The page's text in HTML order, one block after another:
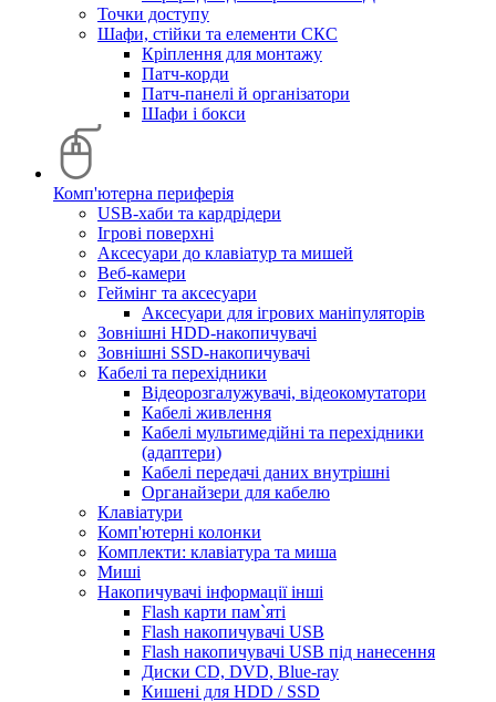
Точки доступу
Шафи, стійки та елементи СКС
Кріплення для монтажу
Патч-корди
Патч-панелі й організатори
Шафи і бокси
Комп'ютерна периферія
USB-хаби та кардрідери
Ігрові поверхні
Аксесуари до клавіатур та мишей
Веб-камери
Геймінг та аксесуари
Аксесуари для ігрових маніпуляторів
Зовнішні HDD-накопичувачі
Зовнішні SSD-накопичувачі
Кабелі та перехідники
Відеорозгалужувачі, відеокомутатори
Кабелі живлення
Кабелі мультимедійні та перехідники
(адаптери)
Кабелі передачі даних внутрішні
Органайзери для кабелю
Клавіатури
Комп'ютерні колонки
Комплекти: клавіатура та миша
Миші
Накопичувачі інформації інші
Flash карти пам`яті
Flash накопичувачі USB
Flash накопичувачі USB під нанесення
Диски CD, DVD, Blue-ray
Кишені для HDD / SSD